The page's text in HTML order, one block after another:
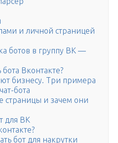
и личной страницей
ботов в группу ВК —
бота Вконтакте?
бизнесу. Три примера
бота
страницы и зачем они
для ВК
бот для накрутки